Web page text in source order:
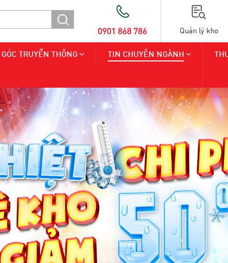
Quản lý kho
0901 868 786
GÓC TRUYỀN THÔNG TIN CHUYÊN NGÀNH